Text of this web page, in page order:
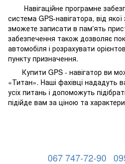
Навігаційне програмне
система GPS-навігатора, від
зможете записати в пам'ять
забезпечення також дозволяє
автомобіля і розрахувати
пункту призначення.
Купити GPS - навігатор ви
«Титан». Наші фахівці нададуть
усіх питань і допоможуть
підійде вам за ціною та
067 747-72-90